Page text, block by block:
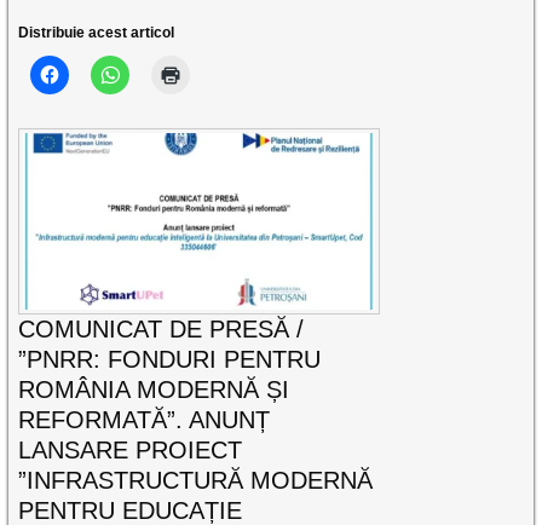
Distribuie acest articol
COMUNICAT DE PRESĂ /
”PNRR: FONDURI PENTRU
ROMÂNIA MODERNĂ ȘI
REFORMATĂ”. ANUNȚ
LANSARE PROIECT
”INFRASTRUCTURĂ MODERNĂ
PENTRU EDUCAȚIE